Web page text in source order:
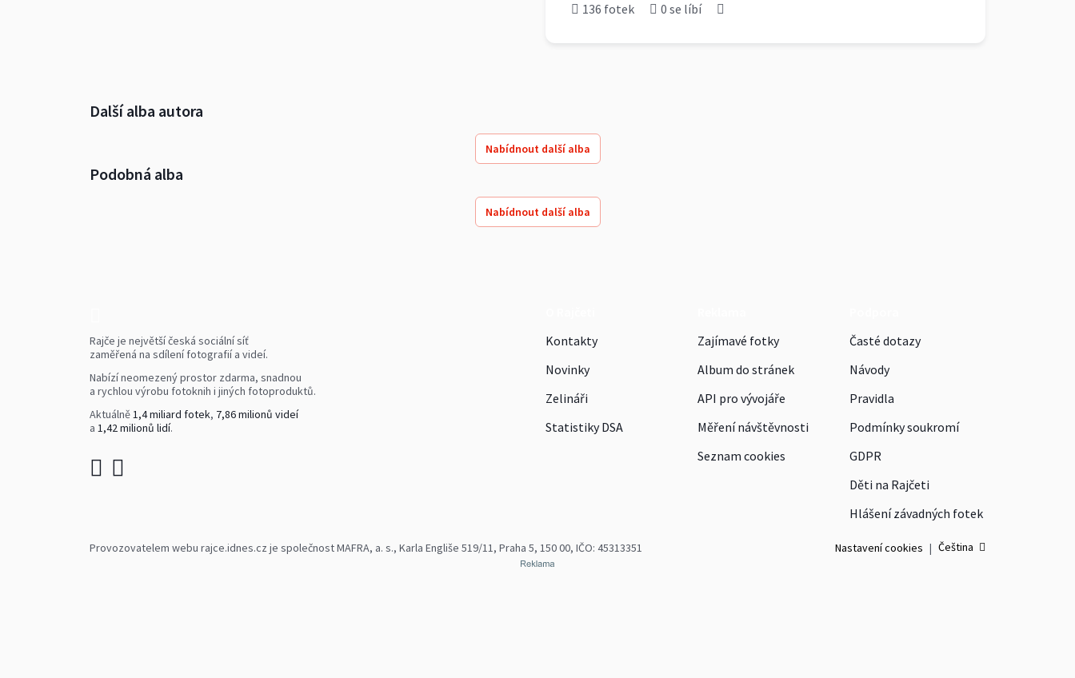
136 fotek 0 se líbí
Další alba autora
Nabídnout další alba
Podobná alba
Nabídnout další alba
Rajče je největší česká sociální síť
zaměřená na sdílení fotografií a videí.
Nabízí neomezený prostor zdarma, snadnou
a rychlou výrobu fotoknih i jiných fotoproduktů.
Aktuálně1,4 miliard fotek, 7,86 milionů videí
a 1,42 milionů lidí.
Kontakty
Novinky
Zelináři
Statistiky DSA
Zajímavé fotky
Album do stránek
API pro vývojáře
Měření návštěvnosti
Seznam cookies
Časté dotazy
Návody
Pravidla
Podmínky soukromí
GDPR
Děti na Rajčeti
Hlášení závadných fotek
Provozovatelem webu rajce.idnes.cz je společnost MAFRA, a. s., Karla Engliše 519/11, Praha 5, 150 00, IČO: 45313351 Nastavení cookies | Čeština